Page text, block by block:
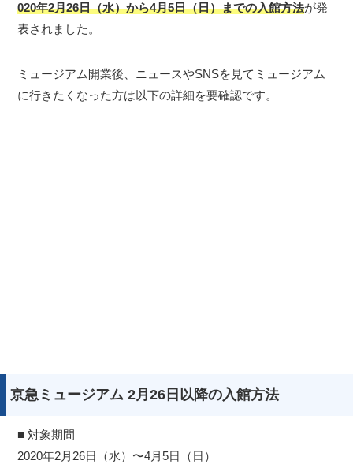
020年2月26日（水）から4月5日（日）までの入館方法が発
表されました。
ミュージアム開業後、ニュースやSNSを見てミュージアム
に行きたくなった方は以下の詳細を要確認です。
京急ミュージアム 2月26日以降の入館方法
■ 対象期間
2020年2月26日（水）〜4月5日（日）